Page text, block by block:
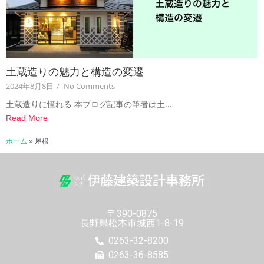
土蔵造りの魅力と構造の変遷
2024年8月8日 / No Comments
土蔵造りに憧れる 本ブログ記事の筆者は土...
Read More
ホーム » 屋根
〒390-0875
長野県松本市城西1-8-19
0263-32-8200
0263-36-8585